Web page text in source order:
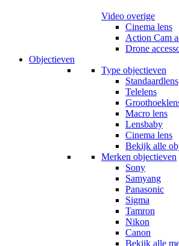
Video overige
Cinema lens
Action Cam
Drone
Objectieven
Type objectieven
Standaardlens
Telelens
Macro lens
Lensbaby
Cinema lens
Bekijk alle
Merken objectieven
Sony
Samyang
Panasonic
Sigma
Tamron
Nikon
Canon
Bekijk alle